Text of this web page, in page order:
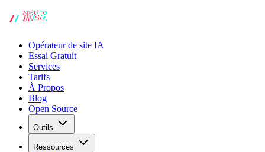
Opérateur de site IA
Essai Gratuit
Services
Tarifs
À Propos
Blog
Open Source
Outils
Ressources